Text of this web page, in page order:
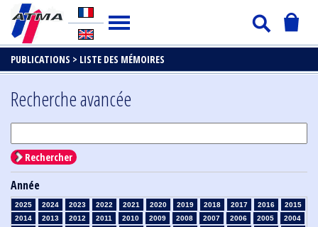
PUBLICATIONS > LISTE DES MÉMOIRES
Recherche avancée
Rechercher
Année
2025 2024 2023 2022 2021 2020 2019 2018 2017 2016
2015
2014
2013 2012 2011 2010 2009 2008 2007 2006 2005
2004